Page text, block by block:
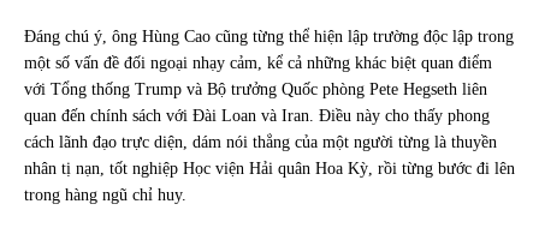
Đáng chú ý, ông Hùng Cao cũng từng thể hiện lập trường độc lập trong
một số vấn đề đối ngoại nhạy cảm, kể cả những khác biệt quan điểm
với Tổng thống Trump và Bộ trưởng Quốc phòng Pete Hegseth liên
quan đến chính sách với Đài Loan và Iran. Điều này cho thấy phong
cách lãnh đạo trực diện, dám nói thẳng của một người từng là thuyền
nhân tị nạn, tốt nghiệp Học viện Hải quân Hoa Kỳ, rồi từng bước đi lên
trong hàng ngũ chỉ huy.